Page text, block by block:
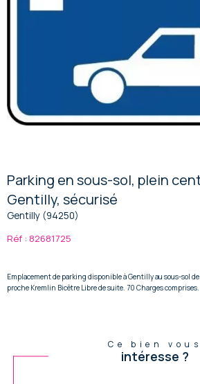
Parking en sous-sol, plein
Gentilly, sécurisé
Gentilly (94250)
Réf : 82681725
Emplacement de parking disponible à Gentilly au sous-sol de
proche Kremlin Bicêtre Libre de suite. 70 Charges comprises.
Ce bien vous
intéresse ?